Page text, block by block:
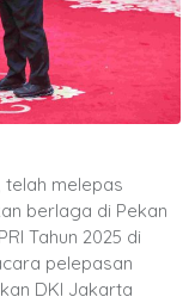
telah melepas
berlaga di Pekan
Tahun 2025 di
pelepasan
DKI Jakarta